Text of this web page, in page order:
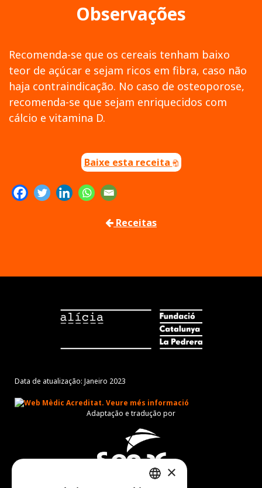
Observações
Recomenda-se que os cereais tenham baixo
teor de açúcar e sejam ricos em fibra, caso não
haja contraindicação. No caso de osteoporose,
recomenda-se que sejam enriquecidos com
cálcio e vitamina D.
Baixe esta receita
Receitas
Data de atualização: Janeiro 2023
Adaptação e tradução por
×